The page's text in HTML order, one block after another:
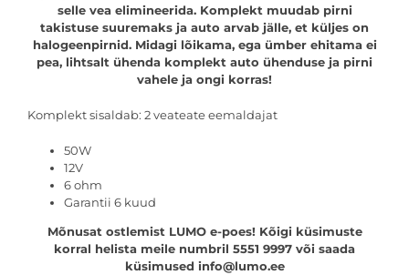
selle vea elimineerida. Komplekt muudab pirni
takistuse suuremaks ja auto arvab jälle, et küljes on
halogeenpirnid. Midagi lõikama, ega ümber ehitama ei
pea, lihtsalt ühenda komplekt auto ühenduse ja pirni
vahele ja ongi korras!
Komplekt sisaldab: 2 veateate eemaldajat
50W
12V
6 ohm
Garantii 6 kuud
Mõnusat ostlemist LUMO e-poes! Kõigi küsimuste
korral helista meile numbril 5551 9997 või saada
küsimused info@lumo.ee